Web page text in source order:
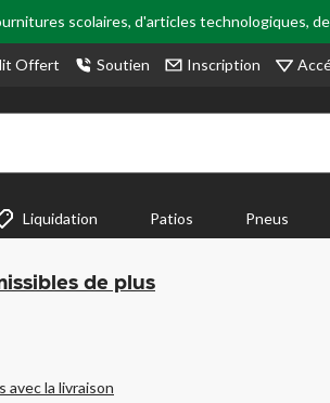
scolaires, d'articles technologiques,
Offert Soutien Inscription
Liquidation Patios Pneus
de plus
avec la livraison